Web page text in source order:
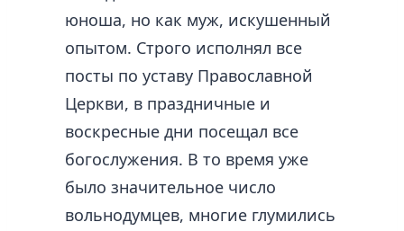
юноша, но как муж, искушенный
опытом. Строго исполнял все
посты по уставу Православной
Церкви, в праздничные и
воскресные дни посещал все
богослужения. В то время уже
было значительное число
вольнодумцев, многие глумились